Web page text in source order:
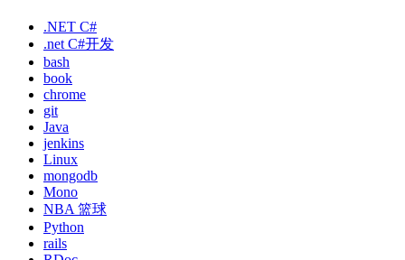
.NET C#
.net C#开发
bash
book
chrome
git
Java
jenkins
Linux
mongodb
Mono
NBA 篮球
Python
rails